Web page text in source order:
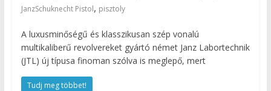
JanzSchuknecht Pistol, pisztoly
A luxusminőségű és klasszikusan szép vonalú
multikaliberű revolvereket gyártó német Janz Labortechnik
(JTL) új típusa finoman szólva is meglepő, mert
Tudj meg többet!